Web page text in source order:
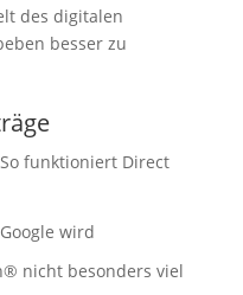
des digitalen
besser zu
funktioniert Direct
wird
nicht besonders viel